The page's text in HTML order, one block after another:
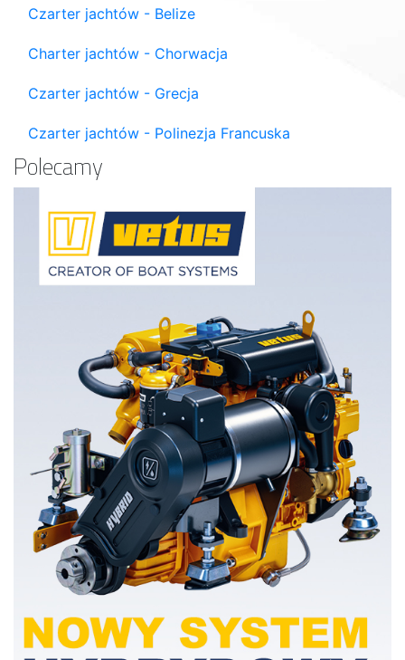
Czarter jachtów - Belize
Charter jachtów - Chorwacja
Czarter jachtów - Grecja
Czarter jachtów - Polinezja Francuska
Polecamy